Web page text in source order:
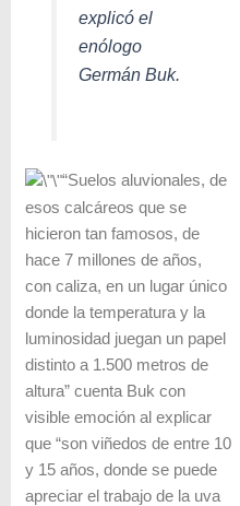
explicó el
enólogo
Germán Buk.
“Suelos aluvionales, de
esos calcáreos que se
hicieron tan famosos, de
hace 7 millones de años,
con caliza, en un lugar único
donde la temperatura y la
luminosidad juegan un papel
distinto a 1.500 metros de
altura” cuenta Buk con
visible emoción al explicar
que “son viñedos de entre 10
y 15 años, donde se puede
apreciar el trabajo de la uva